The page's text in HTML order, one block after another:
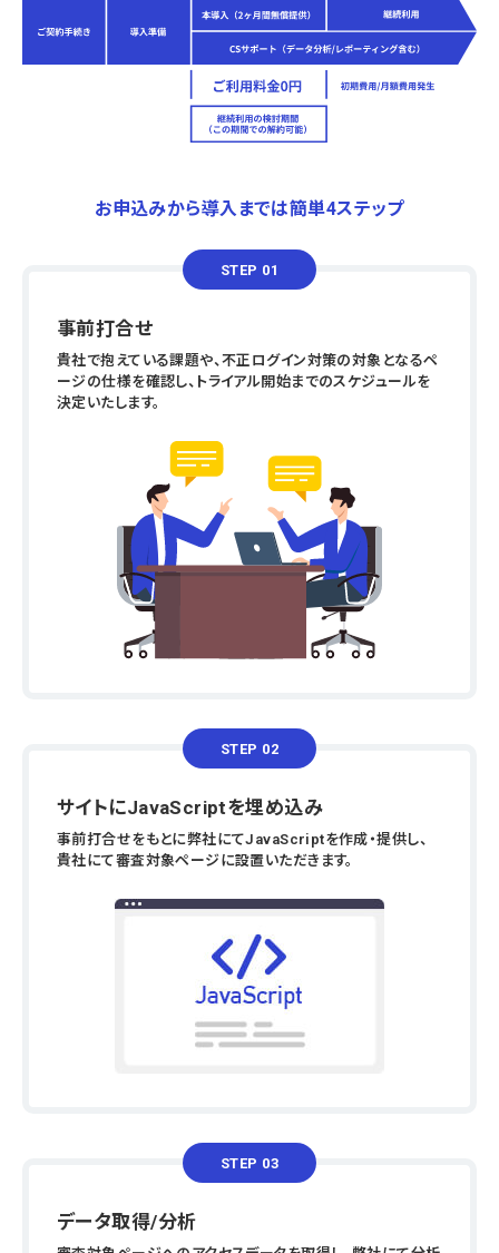
お申込みから導入までは簡単4ステップ
STEP 01
事前打合せ
貴社で抱えている課題や、不正ログイン対策の対象となるペ
ージの仕様を確認し、トライアル開始までのスケジュールを
決定いたします。
STEP 02
サイトにJavaScriptを埋め込み
事前打合せをもとに弊社にてJavaScriptを作成・提供し、
貴社にて審査対象ページに設置いただきます。
STEP 03
データ取得/分析